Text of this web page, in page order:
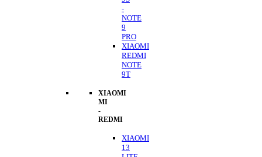
-
NOTE
9
PRO
XIAOMI
REDMI
NOTE
9T
XIAOMI
MI
-
REDMI
XIAOMI
13